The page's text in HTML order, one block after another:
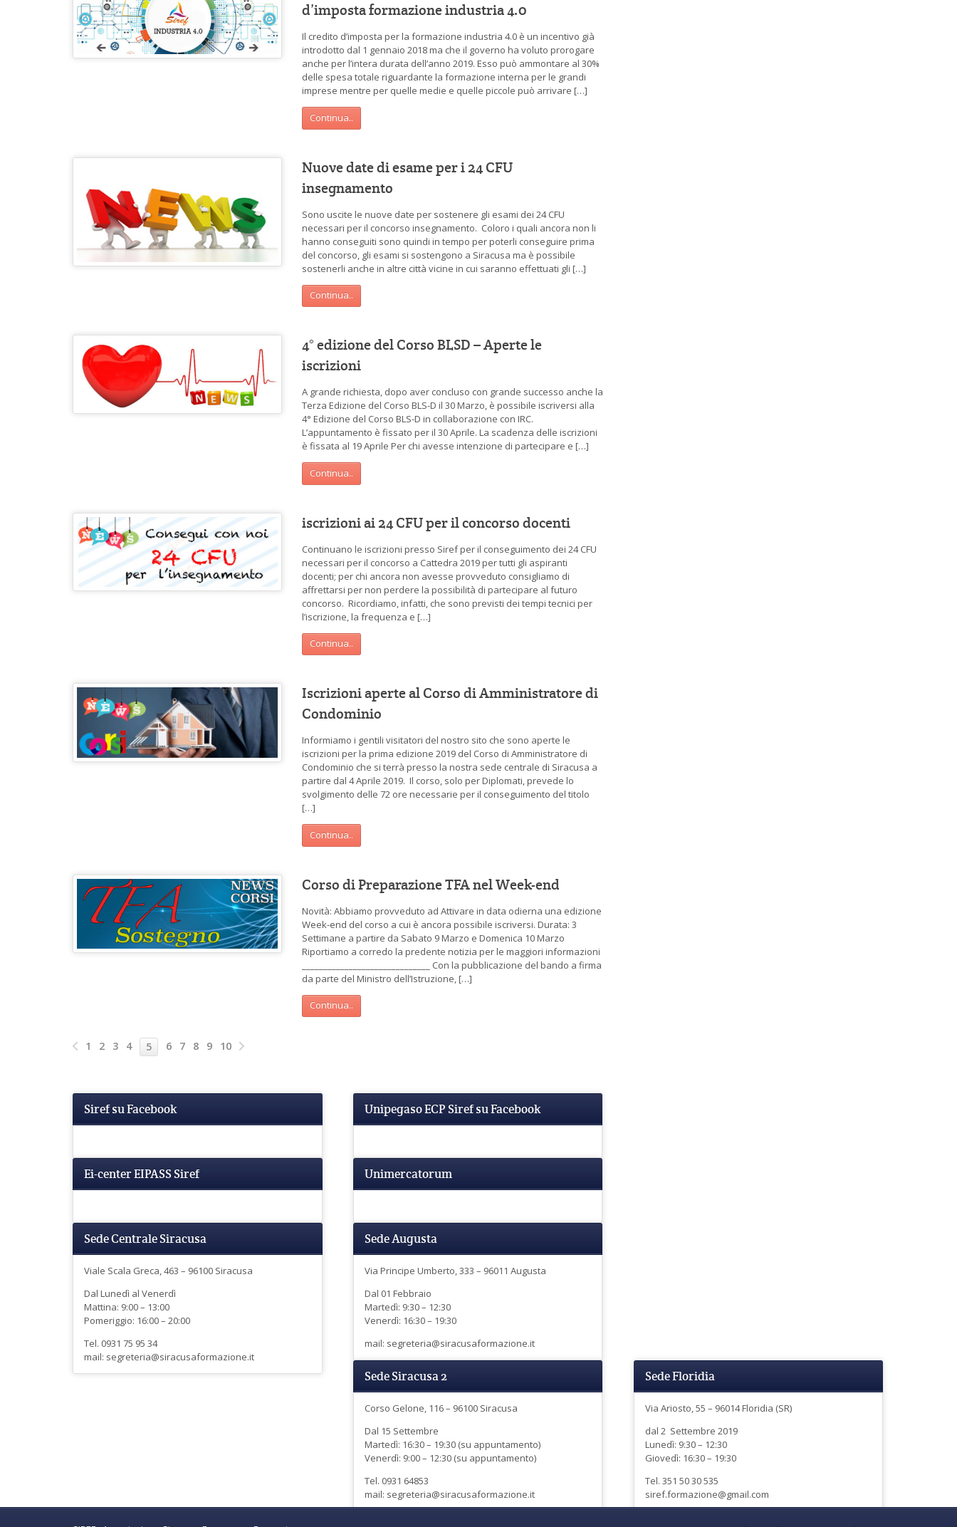
d’imposta formazione industria 4.0
Il credito d’imposta per la formazione industria 4.0 è un incentivo già
introdotto dal 1 gennaio 2018 ma che il governo ha voluto prorogare
anche per l’intera durata dell’anno 2019. Esso può ammontare al 30%
delle spesa totale riguardante la formazione interna per le grandi
imprese mentre per quelle medie e quelle piccole può arrivare […]
Continua..
Nuove date di esame per i 24 CFU
insegnamento
Sono uscite le nuove date per sostenere gli esami dei 24 CFU
necessari per il concorso insegnamento. Coloro i quali ancora non li
hanno conseguiti sono quindi in tempo per poterli conseguire prima
del concorso, gli esami si sostengono a Siracusa ma è possibile
sostenerli anche in altre città vicine in cui saranno effettuati gli […]
Continua..
4° edizione del Corso BLSD – Aperte le
iscrizioni
A grande richiesta, dopo aver concluso con grande successo anche la
Terza Edizione del Corso BLS-D il 30 Marzo, è possibile iscriversi alla
4° Edizione del Corso BLS-D in collaborazione con IRC.
L’appuntamento è fissato per il 30 Aprile. La scadenza delle iscrizioni
è fissata al 19 Aprile Per chi avesse intenzione di partecipare e […]
Continua..
iscrizioni ai 24 CFU per il concorso docenti
Continuano le iscrizioni presso Siref per il conseguimento dei 24 CFU
necessari per il concorso a Cattedra 2019 per tutti gli aspiranti
docenti; per chi ancora non avesse provveduto consigliamo di
affrettarsi per non perdere la possibilità di partecipare al futuro
concorso. Ricordiamo, infatti, che sono previsti dei tempi tecnici per
l’iscrizione, la frequenza e […]
Continua..
Iscrizioni aperte al Corso di Amministratore di
Condominio
Informiamo i gentili visitatori del nostro sito che sono aperte le
iscrizioni per la prima edizione 2019 del Corso di Amministratore di
Condominio che si terrà presso la nostra sede centrale di Siracusa a
partire dal 4 Aprile 2019. Il corso, solo per Diplomati, prevede lo
svolgimento delle 72 ore necessarie per il conseguimento del titolo
[…]
Continua..
Corso di Preparazione TFA nel Week-end
Novità: Abbiamo provveduto ad Attivare in data odierna una edizione
Week-end del corso a cui è ancora possibile iscriversi. Durata: 3
Settimane a partire da Sabato 9 Marzo e Domenica 10 Marzo
Riportiamo a corredo la predente notizia per le maggiori informazioni
______________________________ Con la pubblicazione del bando a firma
da parte del Ministro dell’Istruzione, […]
Continua..
1 2 3 4 5 6 7 8 9 10
Siref su Facebook Unipegaso ECP Siref su Facebook
Ei-center EIPASS Siref Unimercatorum
Sede Centrale Siracusa
Viale Scala Greca, 463 – 96100 Siracusa
Dal Lunedì al Venerdì
Mattina: 9:00 – 13:00
Pomeriggio: 16:00 – 20:00
Tel. 0931 75 95 34
mail: segreteria@siracusaformazione.it
Sede Augusta
Via Principe Umberto, 333 – 96011 Augusta
Dal 01 Febbraio
Martedì: 9:30 – 12:30
Venerdì: 16:30 – 19:30
mail: segreteria@siracusaformazione.it
Sede Siracusa 2
Corso Gelone, 116 – 96100 Siracusa
Dal 15 Settembre
Martedì: 16:30 – 19:30 (su appuntamento)
Venerdì: 9:00 – 12:30 (su appuntamento)
Tel. 0931 64853
mail: segreteria@siracusaformazione.it
Sede Floridia
Via Ariosto, 55 – 96014 Floridia (SR)
dal 2 Settembre 2019
Lunedì: 9:30 – 12:30
Giovedì: 16:30 – 19:30
Tel. 351 50 30 535
siref.formazione@gmail.com